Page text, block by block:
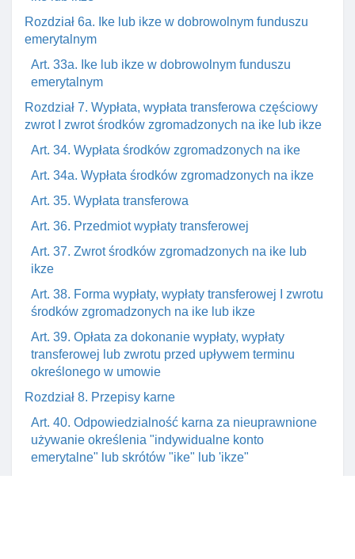
Rozdział 6a. Ike lub ikze w dobrowolnym funduszu
emerytalnym
Art. 33a. Ike lub ikze w dobrowolnym funduszu
emerytalnym
Rozdział 7. Wypłata, wypłata transferowa częściowy
zwrot I zwrot środków zgromadzonych na ike lub ikze
Art. 34. Wypłata środków zgromadzonych na ike
Art. 34a. Wypłata środków zgromadzonych na ikze
Art. 35. Wypłata transferowa
Art. 36. Przedmiot wypłaty transferowej
Art. 37. Zwrot środków zgromadzonych na ike lub
ikze
Art. 38. Forma wypłaty, wypłaty transferowej I zwrotu
środków zgromadzonych na ike lub ikze
Art. 39. Opłata za dokonanie wypłaty, wypłaty
transferowej lub zwrotu przed upływem terminu
określonego w umowie
Rozdział 8. Przepisy karne
Art. 40. Odpowiedzialność karna za nieuprawnione
używanie określenia "indywidualne konto
emerytalne" lub skrótów "ike" lub 'ikze"